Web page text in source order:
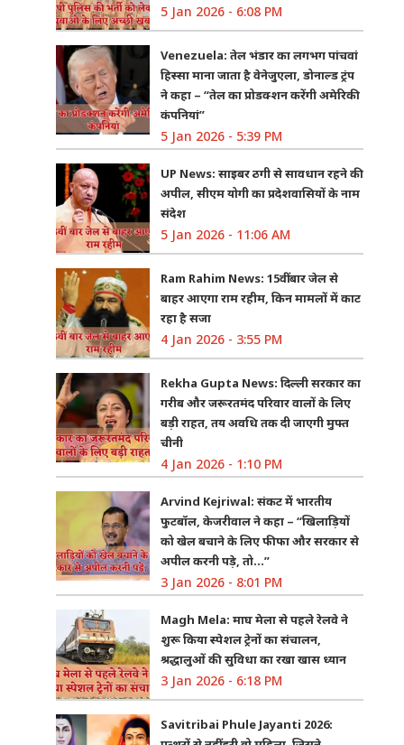
5 Jan 2026 - 6:08 PM
Venezuela: तेल भंडार का लगभग पांचवां
हिस्सा माना जाता है वेनेजुएला, डोनाल्ड ट्रंप
ने कहा – “तेल का प्रोडक्शन करेंगी अमेरिकी
कंपनियां”
5 Jan 2026 - 5:39 PM
UP News: साइबर ठगी से सावधान रहने की
अपील, सीएम योगी का प्रदेशवासियों के नाम
संदेश
5 Jan 2026 - 11:06 AM
Ram Rahim News: 15वीं बार जेल से
बाहर आएगा राम रहीम, किन मामलों में काट
रहा है सजा
4 Jan 2026 - 3:55 PM
Rekha Gupta News: दिल्ली सरकार का
गरीब और जरूरतमंद परिवार वालों के लिए
बड़ी राहत, तय अवधि तक दी जाएगी मुफ्त
चीनी
4 Jan 2026 - 1:10 PM
Arvind Kejriwal: संकट में भारतीय
फुटबॉल, केजरीवाल ने कहा – “खिलाड़ियों
को खेल बचाने के लिए फीफा और सरकार से
अपील करनी पड़े, तो…”
3 Jan 2026 - 8:01 PM
Magh Mela: माघ मेला से पहले रेलवे ने
शुरू किया स्पेशल ट्रेनों का संचालन,
श्रद्धालुओं की सुविधा का रखा खास ध्यान
3 Jan 2026 - 6:18 PM
Savitribai Phule Jayanti 2026: